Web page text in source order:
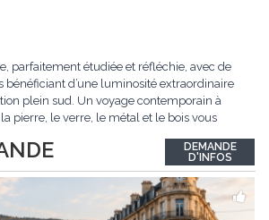
parfaitement étudiée et réfléchie, avec de
bénéficiant d’une luminosité extraordinaire
plein sud. Un voyage contemporain à
pierre, le verre, le métal et le bois vous
de nature et d’un verger de fruitiers, et...
DEMANDE
D'INFOS